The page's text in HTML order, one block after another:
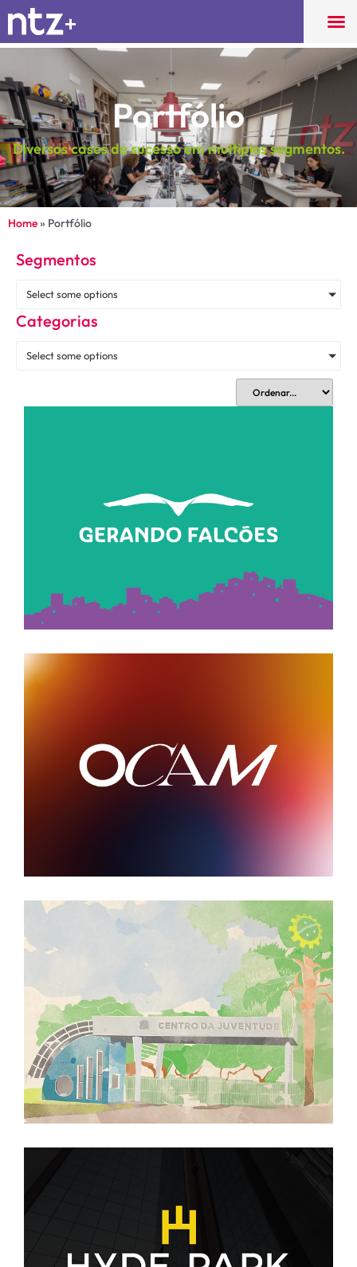
Portfólio
Diversos cases de sucesso em multiplos segmentos.
Home» Portfólio
Segmentos
Select some options
Categorias
Select some options
Gerando Falcões • Mostra
Sem categoria
OCAM • Materiais de
Centro da Juventude
Sem categoria